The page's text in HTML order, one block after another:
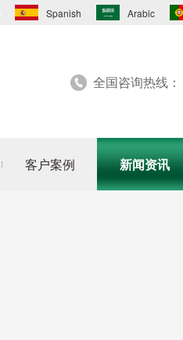
Spanish Arabic
全国咨询热线：
客户案例 新闻资讯